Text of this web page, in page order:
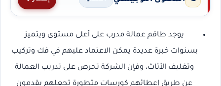
يوجد طاقم عمالة مدرب على أعلى مستوى ويتميز
بسنوات خبرة عديدة يمكن الاعتماد عليهم في فك وتركيب
وتغليف الأثاث، وفإن الشركة تحرص على تدريب العمالة
عن طريق إعطائهم كورسات متطورة تجعلهم يقدمون